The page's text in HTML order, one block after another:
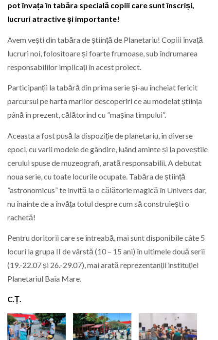
pot învața în tabăra specială copiii care sunt înscriși,
lucruri atractive și importante!
Avem vești din tabăra de știință de Planetariu! Copiii învață
lucruri noi, folositoare și foarte frumoase, sub îndrumarea
responsabililor implicați în acest proiect.
Participanții la tabără din prima serie și-au încheiat fericit
parcursul pe harta marilor descoperiri ce au modelat știința
până în prezent, călătorind cu ”mașina timpului”.
Aceasta a fost pusă la dispoziție de planetariu, în diverse
epoci, cu varii modele de gândire, luând aminte și la poveștile
cerului spuse de muzeografi, arată responsabilii. A debutat
noua serie, cu toate locurile ocupate. Tabăra de știință
”astronomicus” te invită la o călătorie magică în Univers dar,
nu înainte de a învăța totul despre cum să construiești o
rachetă!
Pentru doritorii care se întreabă, mai sunt disponibile câte 5
locuri la grupa II de vârstă (10 – 15 ani) în ultimele două serii
(19.-22.07 și 26.-29.07), mai arată reprezentanții instituției
Planetariul Baia Mare.
C.Ț.